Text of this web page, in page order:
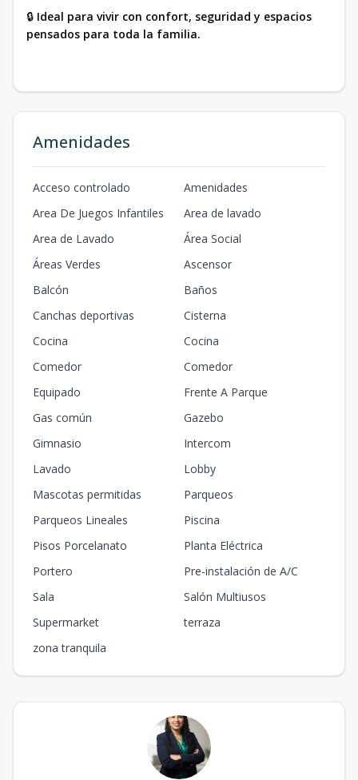
🔒 Ideal para vivir con confort, seguridad y espacios
pensados para toda la familia.
Amenidades
Acceso controlado
Amenidades
Area De Juegos Infantiles
Area de lavado
Area de Lavado
Área Social
Áreas Verdes
Ascensor
Balcón
Baños
Canchas deportivas
Cisterna
Cocina
Cocina
Comedor
Comedor
Equipado
Frente A Parque
Gas común
Gazebo
Gimnasio
Intercom
Lavado
Lobby
Mascotas permitidas
Parqueos
Parqueos Lineales
Piscina
Pisos Porcelanato
Planta Eléctrica
Portero
Pre-instalación de A/C
Sala
Salón Multiusos
Supermarket
terraza
zona tranquila